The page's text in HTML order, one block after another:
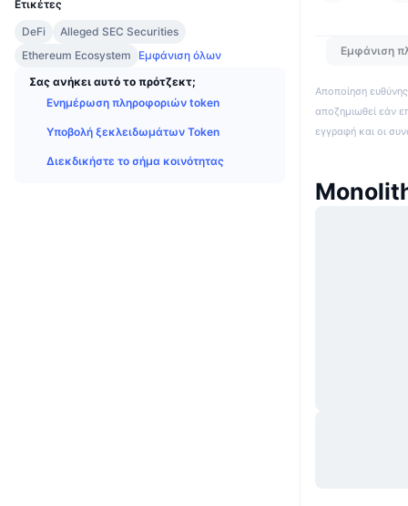
Ετικέτες
DeFi
Alleged SEC Securities
Ethereum Ecosystem
Εμφάνιση όλων
Σας ανήκει αυτό το πρότζεκτ;
Ενημέρωση πληροφοριών token
Υποβολή ξεκλειδωμάτων Token
Διεκδικήστε το σήμα κοινότητας
Εμφάνιση
Αποποίηση
αποζημιωθεί εάν
εγγραφή και οι